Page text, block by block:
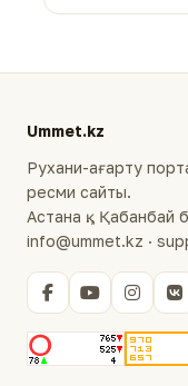
Ummet.kz
Рухани-ағарту
ресми сайты.
Астана қ.,
info@ummet.kz ·